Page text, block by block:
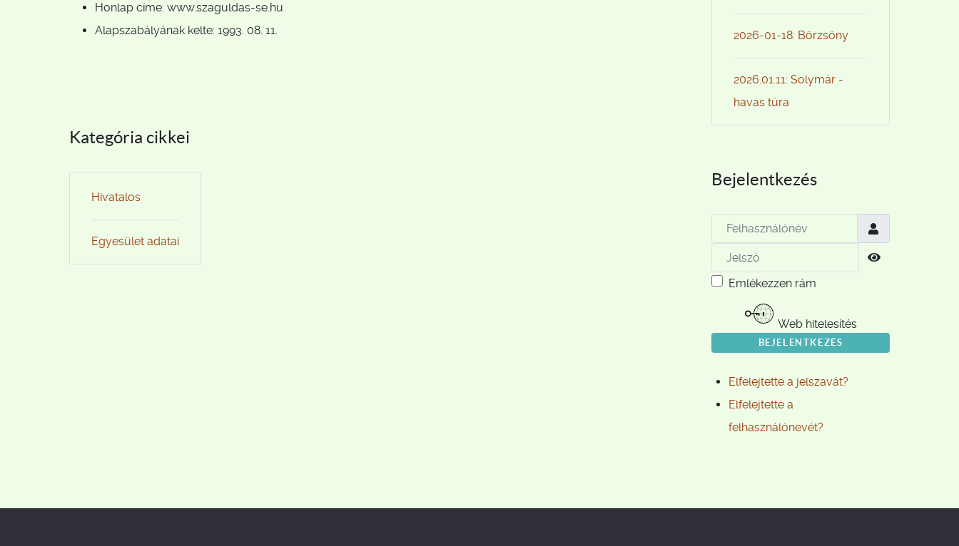
Honlap címe: www.szaguldas-se.hu
Alapszabályának kelte: 1993. 08. 11.
Kategória cikkei
Hivatalos
Egyesület adatai
2026-01-18: Börzsöny
2026.01.11: Solymár -
havas túra
Bejelentkezés
Felhasználónév
Jelszó
Emlékezzen rám
Web hitelesítés
BEJELENTKEZÉS
Elfelejtette a jelszavát?
Elfelejtette a
felhasználónevét?